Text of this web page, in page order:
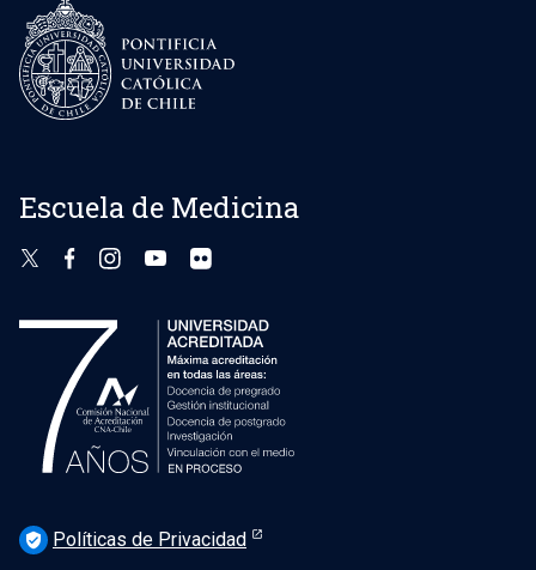
Escuela de Medicina
verified_user Políticas de Privacidad